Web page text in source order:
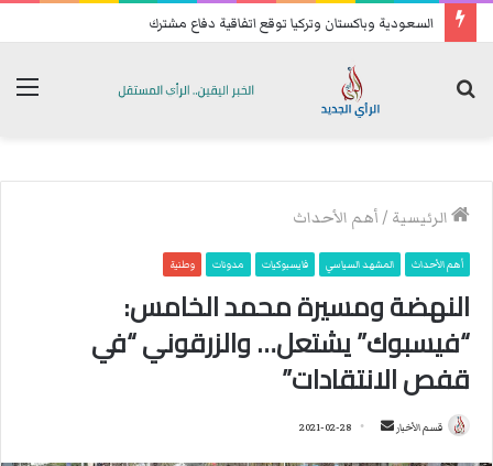
السعودية وباكستان وتركيا توقع اتفاقية دفاع مشترك
الرئيسية /أهم الأحداث
أهم الأحداث المشهد السياسي فايسبوكيات مدونات وطنية
النهضة ومسيرة محمد الخامس:
“فيسبوك” يشتعل… والزرقوني “في
قفص الانتقادات”
قسم الأخبار 2021-02-28